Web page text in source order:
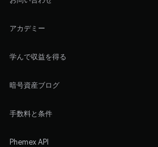
アカデミー
学んで収益を得る
暗号資産ブログ
手数料と条件
Phemex API